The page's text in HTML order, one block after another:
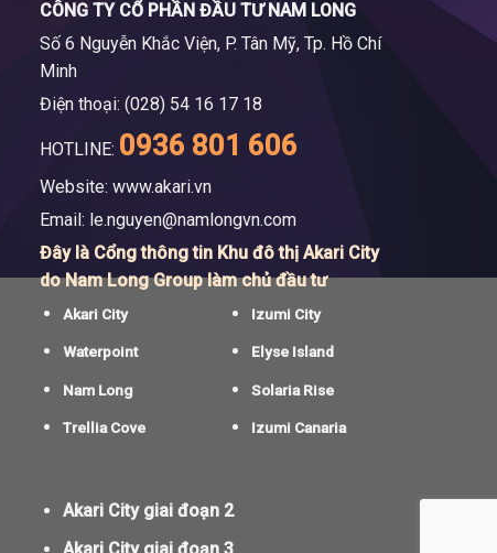
CÔNG TY CỔ PHẦN ĐẦU TƯ NAM LONG
Số 6 Nguyễn Khắc Viện, P. Tân Mỹ, Tp. Hồ Chí
Minh
Điện thoại: (028) 54 16 17 18
HOTLINE: 0936 801 606
Website: www.akari.vn
Email: le.nguyen@namlongvn.com
Đây là Cổng thông tin Khu đô thị Akari City
do Nam Long Group làm chủ đầu tư
Akari City
Waterpoint
Nam Long
Trellia Cove
Izumi City
Elyse Island
Solaria Rise
Izumi Canaria
Akari City giai đoạn 2